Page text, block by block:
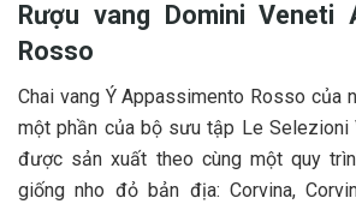
Rượu vang Domini Veneti
Rosso
Chai vang Ý Appassimento Rosso của
một phần của bộ sưu tập Le Selezioni
được sản xuất theo cùng một quy
giống nho đỏ bản địa: Corvina,